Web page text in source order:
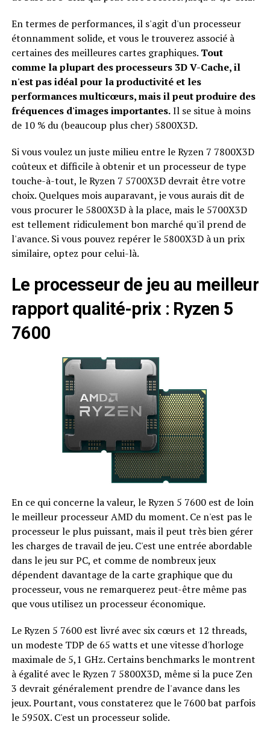
En termes de performances, il s'agit d'un processeur
étonnamment solide, et vous le trouverez associé à
certaines des meilleures cartes graphiques. Tout
comme la plupart des processeurs 3D V-Cache, il
n'est pas idéal pour la productivité et les
performances multicœurs, mais il peut produire des
fréquences d'images importantes.Il se situe à moins
de 10 % du (beaucoup plus cher) 5800X3D.
Si vous voulez un juste milieu entre le Ryzen 7 7800X3D
coûteux et difficile à obtenir et un processeur de type
touche-à-tout, le Ryzen 7 5700X3D devrait être votre
choix. Quelques mois auparavant, je vous aurais dit de
vous procurer le 5800X3D à la place, mais le 5700X3D
est tellement ridiculement bon marché qu'il prend de
l'avance. Si vous pouvez repérer le 5800X3D à un prix
similaire, optez pour celui-là.
Le processeur de jeu au meilleur
rapport qualité-prix : Ryzen 5
7600
En ce qui concerne la valeur, le Ryzen 5 7600 est de loin
le meilleur processeur AMD du moment. Ce n'est pas le
processeur le plus puissant, mais il peut très bien gérer
les charges de travail de jeu. C'est une entrée abordable
dans le jeu sur PC, et comme de nombreux jeux
dépendent davantage de la carte graphique que du
processeur, vous ne remarquerez peut-être même pas
que vous utilisez un processeur économique.
Le Ryzen 5 7600 est livré avec six cœurs et 12 threads,
un modeste TDP de 65 watts et une vitesse d'horloge
maximale de 5,1 GHz. Certains benchmarks le montrent
à égalité avec le Ryzen 7 5800X3D, même si la puce Zen
3 devrait généralement prendre de l'avance dans les
jeux. Pourtant, vous constaterez que le 7600 bat parfois
le 5950X. C'est un processeur solide.